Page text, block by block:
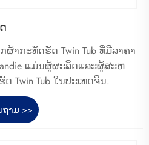
າກະທັດຮັດ Twin Tub ທີ່ມີລາຄາ
ແມ່ນຜູ້ຜະລິດແລະຜູ້ສະຫ
Twin Tub ໃນປະເທດຈີນ.
າມ >>